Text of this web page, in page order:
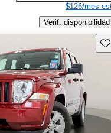
$126/mes
Verif. disponibilidad